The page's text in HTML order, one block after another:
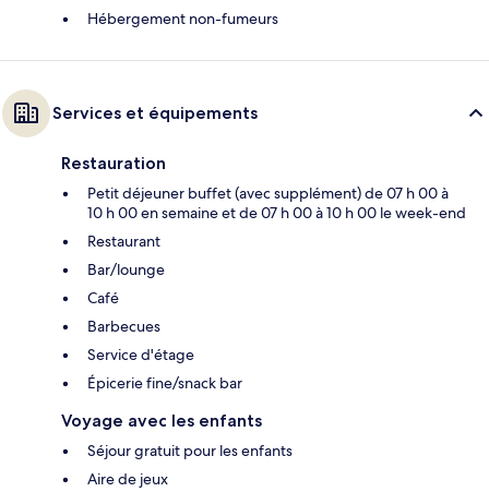
Hébergement non-fumeurs
Services et équipements
Restauration
Petit déjeuner buffet (avec supplément) de 07 h 00 à
10 h 00 en semaine et de 07 h 00 à 10 h 00 le week-end
Restaurant
Bar/lounge
Café
Barbecues
Service d'étage
Épicerie fine/snack bar
Voyage avec les enfants
Séjour gratuit pour les enfants
Aire de jeux